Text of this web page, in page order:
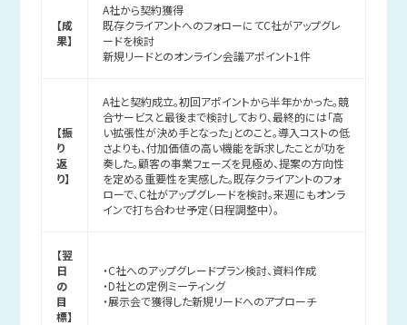
【成
果】
A社から契約獲得
既存クライアントへのフォローにてC社がアップグレ
ードを検討
新規リードとのオンライン会議アポイント1件
【振
り
返
り】
A社と契約成立。初回アポイントから半年かかった。競
合サービスと最後まで検討しており、最終的には「高
い拡張性が決め手となった」とのこと。導入コストの低
さよりも、付加価値の高い機能を訴求したことが功を
奏した。顧客の事業フェーズを見極め、提案の方向性
を定める重要性を実感した。既存クライアントのフォ
ローで、C社がアップグレードを検討。来週にもオンラ
インで打ち合わせ予定（日程調整中）。
【翌
日
の
目
標】
・C社へのアップグレードプラン検討、資料作成
・D社との定例ミーティング
・展示会で獲得した新規リードへのアプローチ